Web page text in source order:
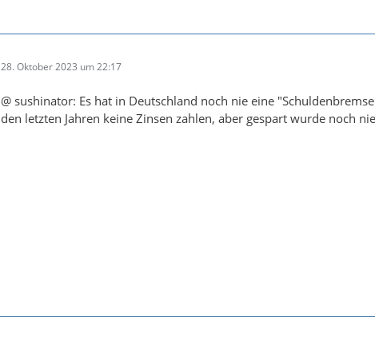
28. Oktober 2023 um 22:17
@ sushinator: Es hat in Deutschland noch nie eine
den letzten Jahren keine Zinsen zahlen, aber gespart wurde noch